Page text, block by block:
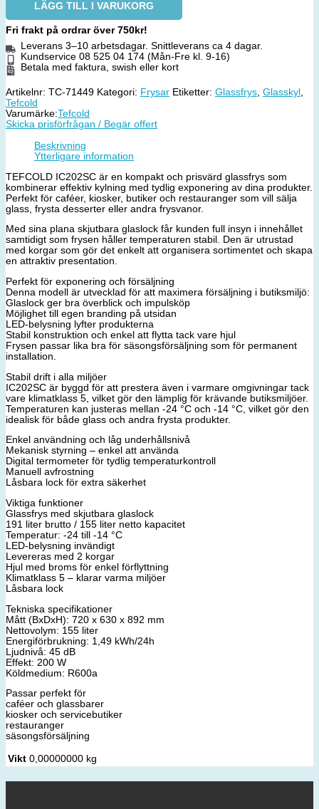
LÄGG TILL I VARUKORG
Fri frakt på ordrar över 750kr!
Leverans 3–10 arbetsdagar. Snittleverans ca 4 dagar.
Kundservice 08 525 04 174 (Mån-Fre kl. 9-16)
Betala med faktura, swish eller kort
Artikelnr: TC-71449 Kategori: Frysar Etiketter: Glassfrys, Glasskyl ,
Tefcold
Varumärke:Tefcold
Skicka prisförfrågan / Begär offert
Beskrivning
Ytterligare information
TEFCOLD IC202SC är en kompakt och prisvärd glassfrys som
kombinerar effektiv kylning med tydlig exponering av dina produkter.
Perfekt för caféer, kiosker, butiker och restauranger som vill sälja
glass, frysta desserter eller andra frysvanor.
Med sina plana skjutbara glaslock får kunden full insyn i innehållet
samtidigt som frysen håller temperaturen stabil. Den är utrustad
med korgar som gör det enkelt att organisera sortimentet och skapa
en attraktiv presentation.
Perfekt för exponering och försäljning
Denna modell är utvecklad för att maximera försäljning i butiksmiljö:
Glaslock ger bra överblick och impulsköp
Möjlighet till egen branding på utsidan
LED-belysning lyfter produkterna
Stabil konstruktion och enkel att flytta tack vare hjul
Frysen passar lika bra för säsongsförsäljning som för permanent
installation.
Stabil drift i alla miljöer
IC202SC är byggd för att prestera även i varmare omgivningar tack
vare klimatklass 5, vilket gör den lämplig för krävande butiksmiljöer.
Temperaturen kan justeras mellan -24 °C och -14 °C, vilket gör den
idealisk för både glass och andra frysta produkter.
Enkel användning och låg underhållsnivå
Mekanisk styrning – enkel att använda
Digital termometer för tydlig temperaturkontroll
Manuell avfrostning
Låsbara lock för extra säkerhet
Viktiga funktioner
Glassfrys med skjutbara glaslock
191 liter brutto / 155 liter netto kapacitet
Temperatur: -24 till -14 °C
LED-belysning invändigt
Levereras med 2 korgar
Hjul med broms för enkel förflyttning
Klimatklass 5 – klarar varma miljöer
Låsbara lock
Tekniska specifikationer
Mått (BxDxH): 720 x 630 x 892 mm
Nettovolym: 155 liter
Energiförbrukning: 1,49 kWh/24h
Ljudnivå: 45 dB
Effekt: 200 W
Köldmedium: R600a
Passar perfekt för
caféer och glassbarer
kiosker och servicebutiker
restauranger
säsongsförsäljning
Vikt 0,00000000 kg